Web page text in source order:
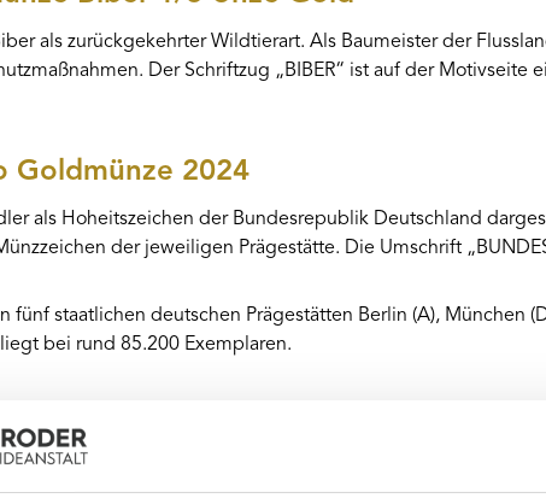
als zurückgekehrter Wildtierart. Als Baumeister der
Der Schriftzug „BIBER“ ist auf der
Goldmünze 2024
als Hoheitszeichen der Bundesrepublik Deutschland
der jeweiligen Prägestätte. Die Umschrift
staatlichen deutschen Prägestätten Berlin (A), München
bei rund 85.200 Exemplaren.
in einer passenden Präsentationsverpackung. Ein